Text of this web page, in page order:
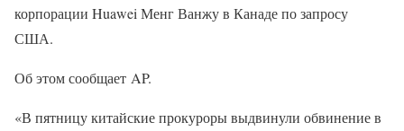
корпорации Huawei Менг Ванжу в Канаде по запросу
США.
Об этом сообщает AP.
«В пятницу китайские прокуроры выдвинули обвинение в